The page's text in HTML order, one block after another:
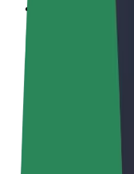
Yemək çatdırın
Daha çox müştəri
Avtopark sahibi
Avtoparkınızı